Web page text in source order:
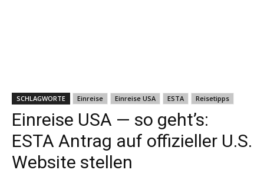
SCHLAGWORTE Einreise Einreise USA ESTA Reisetipps
Einreise USA — so geht’s:
ESTA Antrag auf offizieller U.S.
Website stellen